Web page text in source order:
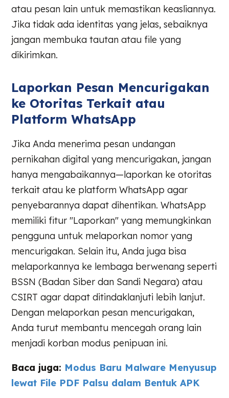
atau pesan lain untuk memastikan keasliannya.
Jika tidak ada identitas yang jelas, sebaiknya
jangan membuka tautan atau file yang
dikirimkan.
Laporkan Pesan Mencurigakan
ke Otoritas Terkait atau
Platform WhatsApp
Jika Anda menerima pesan undangan
pernikahan digital yang mencurigakan, jangan
hanya mengabaikannya—laporkan ke otoritas
terkait atau ke platform WhatsApp agar
penyebarannya dapat dihentikan. WhatsApp
memiliki fitur "Laporkan" yang memungkinkan
pengguna untuk melaporkan nomor yang
mencurigakan. Selain itu, Anda juga bisa
melaporkannya ke lembaga berwenang seperti
BSSN (Badan Siber dan Sandi Negara) atau
CSIRT agar dapat ditindaklanjuti lebih lanjut.
Dengan melaporkan pesan mencurigakan,
Anda turut membantu mencegah orang lain
menjadi korban modus penipuan ini.
Baca juga: Modus Baru Malware Menyusup
lewat File PDF Palsu dalam Bentuk APK